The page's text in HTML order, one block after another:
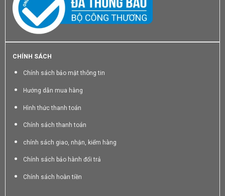
CHÍNH SÁCH
Chính sách bảo mật thông tin
Hướng dẫn mua hàng
Hình thức thanh toán
Chính sách thanh toán
chính sách giao, nhận, kiểm hàng
Chính sách bảo hành đổi trả
Chính sách hoàn tiền